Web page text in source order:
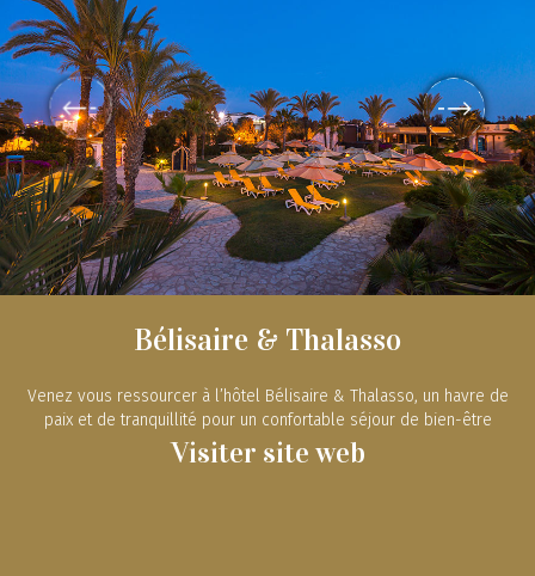
Bélisaire & Thalasso
Venez vous ressourcer à l’hôtel Bélisaire & Thalasso, un havre de
paix et de tranquillité pour un confortable séjour de bien-être
Visiter site web